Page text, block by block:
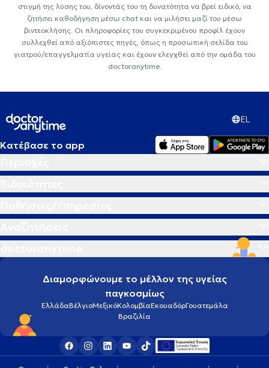
στιγμή της λύσης του, δίνοντάς του τη δυνατότητα να βρεί ειδικό, να
ζητήσει καθοδήγηση μέσω chat και να μιλήσει μαζί του μέσω
βιντεοκλήσης. Οι πληροφορίες του συγκεκριμένου προφίλ έχουν
συλλεχθεί από αξιόπιστες πηγές, όπως η προσωπική σελίδα του
γιατρού/επαγγελματία υγείας και έχουν ελεγχθεί από την ομάδα του
doctoranytime.
EL
Κατέβασε το app
Διαμορφώνουμε το μέλλον της υγείας
παγκοσμίως
ΕλλάδαΒέλγιοΜεξικόΚολομβίαΕκουαδόρΓουατεμάλα
Βραζιλία